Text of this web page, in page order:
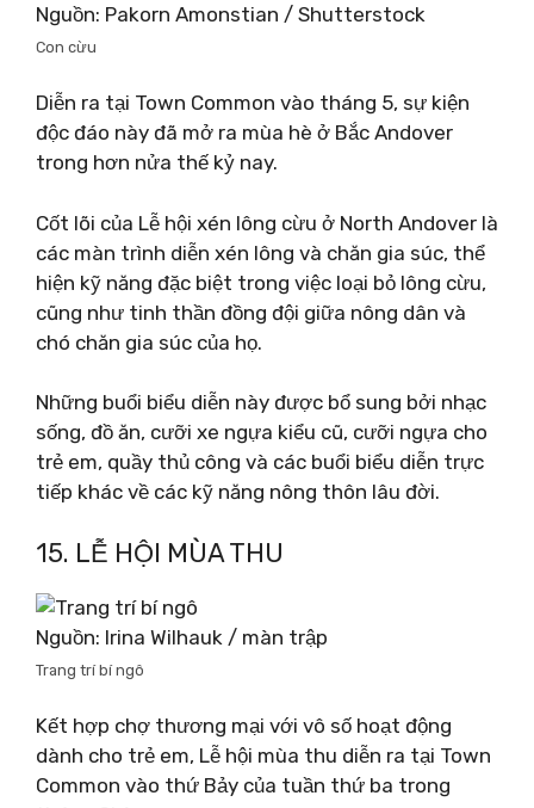
Nguồn: Pakorn Amonstian / Shutterstock
Con cừu
Diễn ra tại Town Common vào tháng 5, sự kiện
độc đáo này đã mở ra mùa hè ở Bắc Andover
trong hơn nửa thế kỷ nay.
Cốt lõi của Lễ hội xén lông cừu ở North Andover là
các màn trình diễn xén lông và chăn gia súc, thể
hiện kỹ năng đặc biệt trong việc loại bỏ lông cừu,
cũng như tinh thần đồng đội giữa nông dân và
chó chăn gia súc của họ.
Những buổi biểu diễn này được bổ sung bởi nhạc
sống, đồ ăn, cưỡi xe ngựa kiểu cũ, cưỡi ngựa cho
trẻ em, quầy thủ công và các buổi biểu diễn trực
tiếp khác về các kỹ năng nông thôn lâu đời.
15. LỄ HỘI MÙA THU
Nguồn: Irina Wilhauk / màn trập
Trang trí bí ngô
Kết hợp chợ thương mại với vô số hoạt động
dành cho trẻ em, Lễ hội mùa thu diễn ra tại Town
Common vào thứ Bảy của tuần thứ ba trong